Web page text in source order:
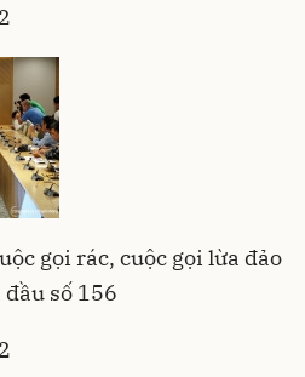
gọi rác, cuộc gọi lừa đảo
số 156